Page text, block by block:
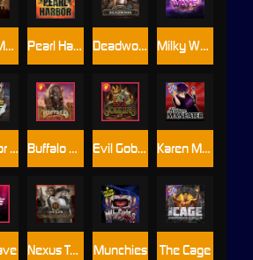
Dead Men Walking
Munchies
Skate or Die
Nexus Tombstone RIP The Cage
Evil Goblins xBomb
Deadwood xNudge
Buffalo Hunter
Milky Ways
Pearl Harbor
Karen Maneater